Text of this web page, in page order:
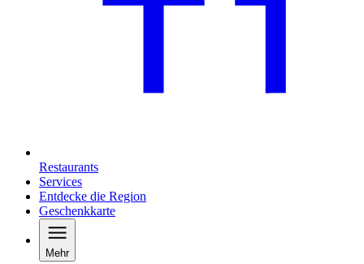
Restaurants
Services
Entdecke die Region
Geschenkkarte
Mehr